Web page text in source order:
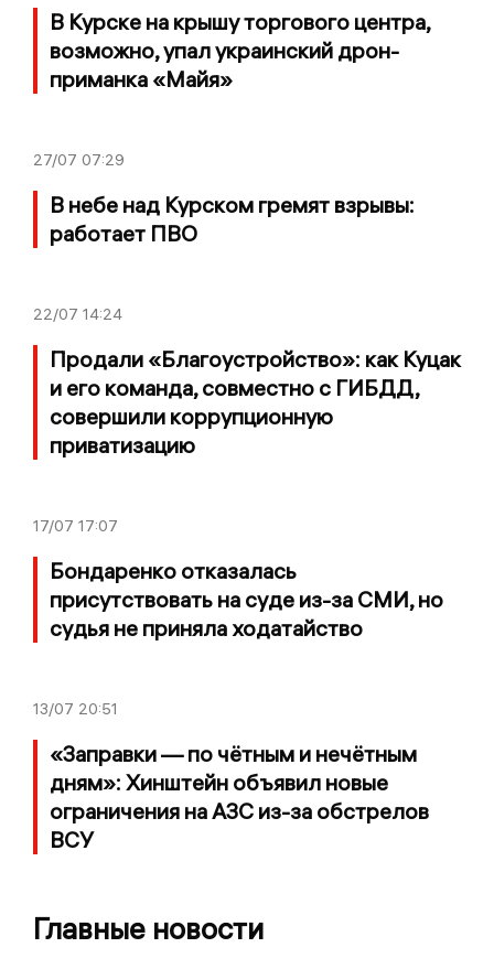
В Курске на крышу торгового центра,
возможно, упал украинский дрон-
приманка «Майя»
27/07 07:29
В небе над Курском гремят взрывы:
работает ПВО
22/07 14:24
Продали «Благоустройство»: как Куцак
и его команда, совместно с ГИБДД,
совершили коррупционную
приватизацию
17/07 17:07
Бондаренко отказалась
присутствовать на суде из-за СМИ, но
судья не приняла ходатайство
13/07 20:51
«Заправки — по чётным и нечётным
дням»: Хинштейн объявил новые
ограничения на АЗС из-за обстрелов
ВСУ
Главные новости